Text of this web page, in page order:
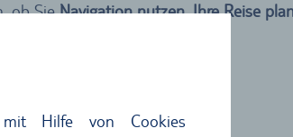
Hilfe von Cookies
ob SieNavigation nutzen, Ihre Reise